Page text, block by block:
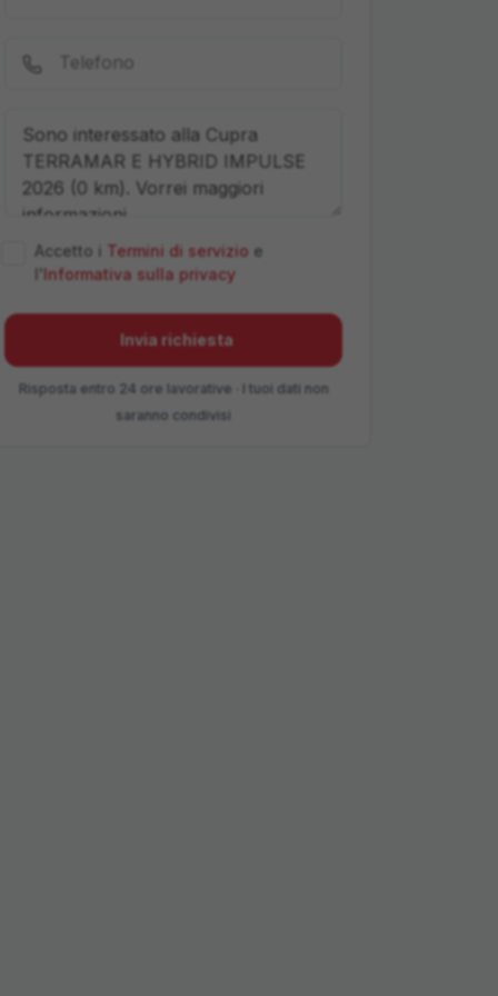
Accetto i Termini di servizio e
l'Informativa sulla privacy
Invia richiesta
Risposta entro 24 ore lavorative · I tuoi dati non
saranno condivisi